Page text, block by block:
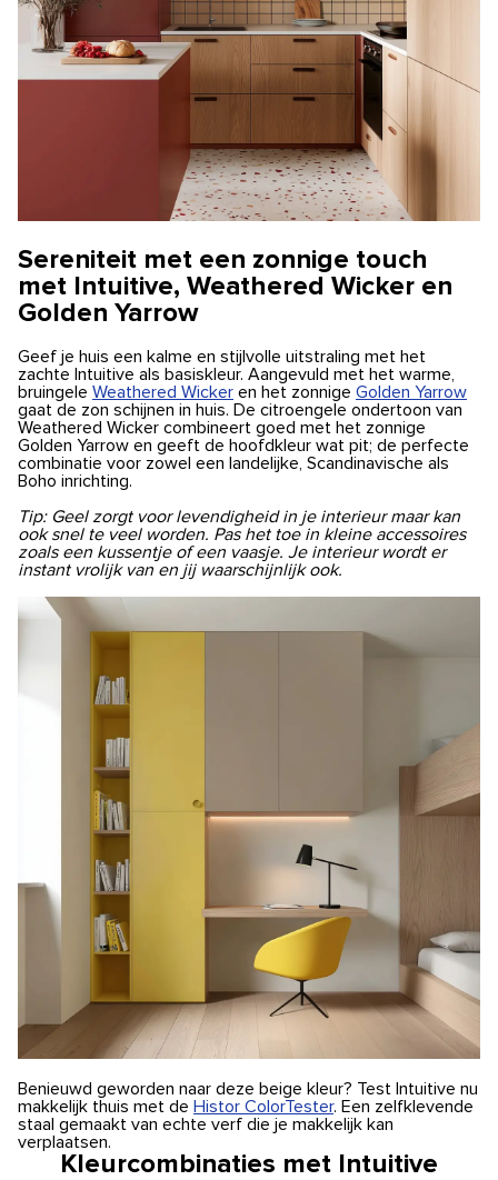
Sereniteit met een zonnige touch
met Intuitive, Weathered Wicker en
Golden Yarrow
Geef je huis een kalme en stijlvolle uitstraling met het
zachte Intuitive als basiskleur. Aangevuld met het warme,
bruingele Weathered Wicker en het zonnige Golden Yarrow
gaat de zon schijnen in huis. De citroengele ondertoon van
Weathered Wicker combineert goed met het zonnige
Golden Yarrow en geeft de hoofdkleur wat pit; de perfecte
combinatie voor zowel een landelijke, Scandinavische als
Boho inrichting.
Tip: Geel zorgt voor levendigheid in je interieur maar kan
ook snel te veel worden. Pas het toe in kleine accessoires
zoals een kussentje of een vaasje. Je interieur wordt er
instant vrolijk van en jij waarschijnlijk ook.
Benieuwd geworden naar deze beige kleur? Test Intuitive nu
makkelijk thuis met de Histor ColorTester. Een zelfklevende
staal gemaakt van echte verf die je makkelijk kan
verplaatsen.
Kleurcombinaties met Intuitive